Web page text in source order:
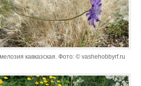
кавказская. Фото: © vashehobbyrf.ru